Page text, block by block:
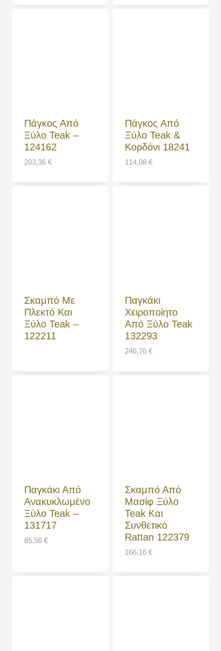
Πάγκος Από
Ξύλο Teak –
124162
203,36 €
Πάγκος Από
Ξύλο Teak &
Κορδόνι 18241
114,08 €
Σκαμπό Με
Πλεκτό Και
Ξύλο Teak –
122211
Παγκάκι
Χειροποίητο
Από Ξύλο Teak
132293
246,76 €
Παγκάκι Από
Ανακυκλωμένο
Ξύλο Teak –
131717
85,56 €
Σκαμπό Από
Μασίφ Ξύλο
Teak Και
Συνθετικό
Rattan 122379
166,16 €